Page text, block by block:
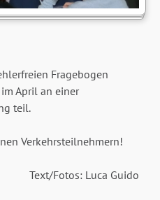
Fragebogen
April an einer
teil.
Verkehrsteilnehmern!
Text/Fotos: Luca Guido